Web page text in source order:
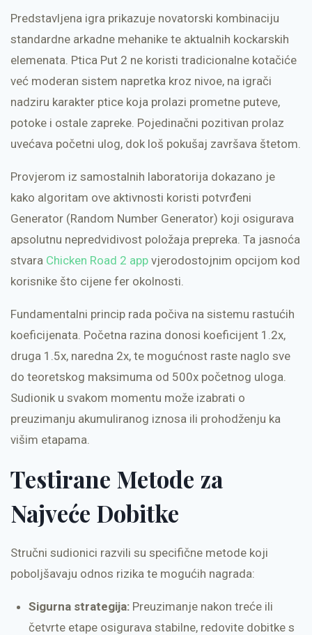
Predstavljena igra prikazuje novatorski kombinaciju
standardne arkadne mehanike te aktualnih kockarskih
elemenata. Ptica Put 2 ne koristi tradicionalne kotačiće
već moderan sistem napretka kroz nivoe, na igrači
nadziru karakter ptice koja prolazi prometne puteve,
potoke i ostale zapreke. Pojedinačni pozitivan prolaz
uvećava početni ulog, dok loš pokušaj završava štetom.
Provjerom iz samostalnih laboratorija dokazano je
kako algoritam ove aktivnosti koristi potvrđeni
Generator (Random Number Generator) koji osigurava
apsolutnu nepredvidivost položaja prepreka. Ta jasnoća
stvara Chicken Road 2 app vjerodostojnim opcijom kod
korisnike što cijene fer okolnosti.
Fundamentalni princip rada počiva na sistemu rastućih
koeficijenata. Početna razina donosi koeficijent 1.2x,
druga 1.5x, naredna 2x, te mogućnost raste naglo sve
do teoretskog maksimuma od 500x početnog uloga.
Sudionik u svakom momentu može izabrati o
preuzimanju akumuliranog iznosa ili prohodženju ka
višim etapama.
Testirane Metode za
Najveće Dobitke
Stručni sudionici razvili su specifične metode koji
poboljšavaju odnos rizika te mogućih nagrada:
Sigurna strategija:Preuzimanje nakon treće ili
četvrte etape osigurava stabilne, redovite dobitke s